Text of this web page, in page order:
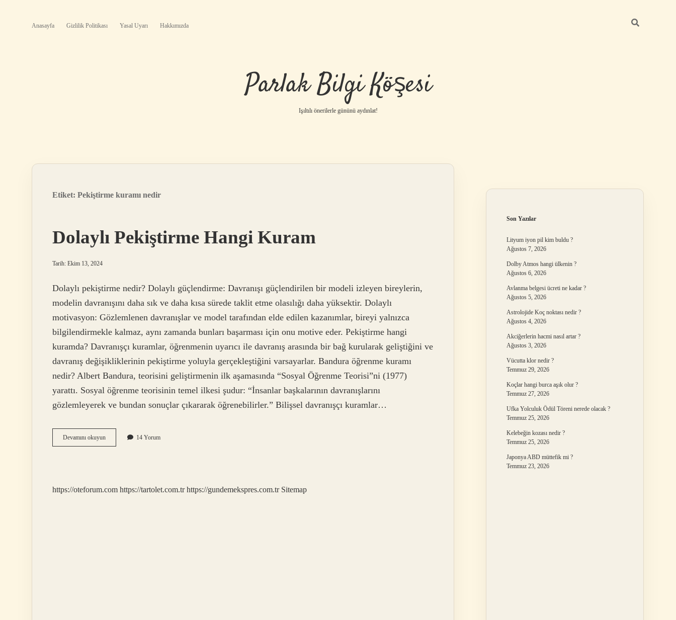
Anasayfa Gizlilik Politikası Yasal Uyarı Hakkımızda
Parlak Bilgi Köşesi
Işıltılı önerilerle gününü aydınlat!
Etiket: Pekiştirme kuramı nedir
Dolaylı Pekiştirme Hangi Kuram
Tarih: Ekim 13, 2024
Dolaylı pekiştirme nedir? Dolaylı güçlendirme: Davranışı güçlendirilen bir modeli izleyen bireylerin,
modelin davranışını daha sık ve daha kısa sürede taklit etme olasılığı daha yüksektir. Dolaylı
motivasyon: Gözlemlenen davranışlar ve model tarafından elde edilen kazanımlar, bireyi yalnızca
bilgilendirmekle kalmaz, aynı zamanda bunları başarması için onu motive eder. Pekiştirme hangi
kuramda? Davranışçı kuramlar, öğrenmenin uyarıcı ile davranış arasında bir bağ kurularak geliştiğini ve
davranış değişikliklerinin pekiştirme yoluyla gerçekleştiğini varsayarlar. Bandura öğrenme kuramı
nedir? Albert Bandura, teorisini geliştirmenin ilk aşamasında “Sosyal Öğrenme Teorisi”ni (1977)
yarattı. Sosyal öğrenme teorisinin temel ilkesi şudur: “İnsanlar başkalarının davranışlarını
gözlemleyerek ve bundan sonuçlar çıkararak öğrenebilirler.” Bilişsel davranışçı kuramlar…
Devamını okuyunDolaylı
Pekiştirme
14 Yorum
https://oteforum.com https://tartolet.com.tr https://gundemekspres.com.tr Sitemap
Son Yazılar
Lityum iyon pil kim buldu ?
Ağustos 7, 2026
Dolby Atmos hangi ülkenin ?
Ağustos 6, 2026
Avlanma belgesi ücreti ne kadar ?
Ağustos 5, 2026
Astrolojide Koç noktası nedir ?
Ağustos 4, 2026
Akciğerlerin hacmi nasıl artar ?
Ağustos 3, 2026
Vücutta klor nedir ?
Temmuz 29, 2026
Koçlar hangi burca aşık olur ?
Temmuz 27, 2026
Ufka Yolculuk Ödül Töreni nerede olacak ?
Temmuz 25, 2026
Kelebeğin kozası nedir ?
Temmuz 25, 2026
Japonya ABD müttefik mi ?
Temmuz 23, 2026